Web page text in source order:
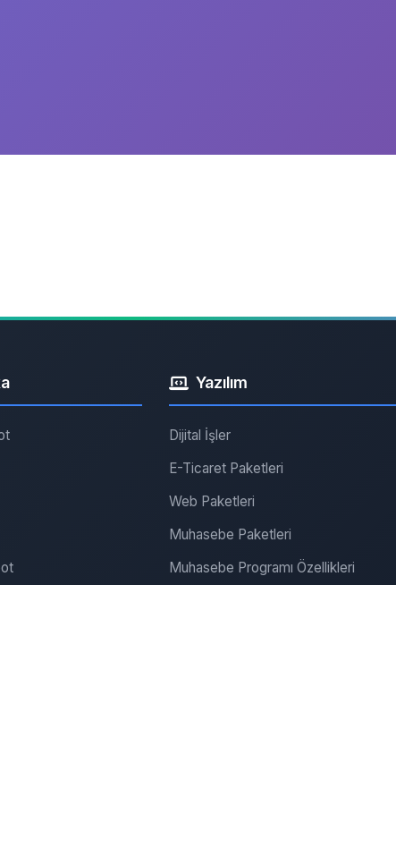
Yazılım
Dijital İşler
E-Ticaret Paketleri
Web Paketleri
Muhasebe Paketleri
Muhasebe Programı Özellikleri